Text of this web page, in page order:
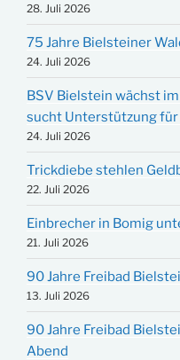
28. Juli 2026
75 Jahre Bielsteiner
24. Juli 2026
BSV Bielstein wächst
sucht Unterstützung
24. Juli 2026
Trickdiebe stehlen
22. Juli 2026
Einbrecher in Bomig
21. Juli 2026
90 Jahre Freibad
13. Juli 2026
90 Jahre Freibad
Abend